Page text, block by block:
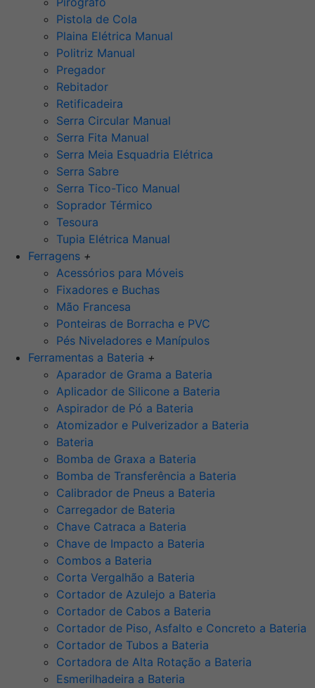
Pistola de Cola
Plaina Elétrica Manual
Politriz Manual
Pregador
Rebitador
Retificadeira
Serra Circular Manual
Serra Fita Manual
Serra Meia Esquadria Elétrica
Serra Sabre
Serra Tico-Tico Manual
Soprador Térmico
Tesoura
Tupia Elétrica Manual
Ferragens +
Acessórios para Móveis
Fixadores e Buchas
Mão Francesa
Ponteiras de Borracha e PVC
Pés Niveladores e Manípulos
Ferramentas a Bateria +
Aparador de Grama a Bateria
Aplicador de Silicone a Bateria
Aspirador de Pó a Bateria
Atomizador e Pulverizador a Bateria
Bateria
Bomba de Graxa a Bateria
Bomba de Transferência a Bateria
Calibrador de Pneus a Bateria
Carregador de Bateria
Chave Catraca a Bateria
Chave de Impacto a Bateria
Combos a Bateria
Corta Vergalhão a Bateria
Cortador de Azulejo a Bateria
Cortador de Cabos a Bateria
Cortador de Piso, Asfalto e Concreto a Bateria
Cortador de Tubos a Bateria
Cortadora de Alta Rotação a Bateria
Esmerilhadeira a Bateria